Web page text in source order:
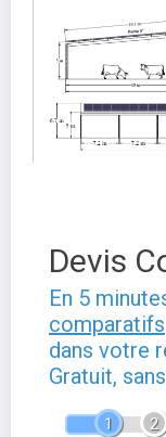
Devis
En 5
comparatifs
dans votre
Gratuit,
1 2